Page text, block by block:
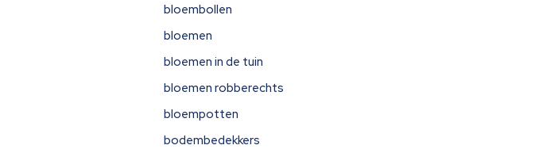
bloembollen
bloemen
bloemen in de tuin
bloemen robberechts
bloempotten
bodembedekkers